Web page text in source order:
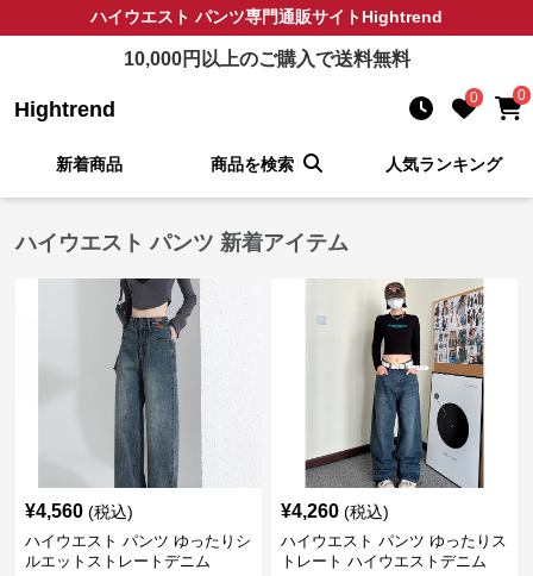
ハイウエスト パンツ専門通販サイトHightrend
10,000円以上のご購入で送料無料
Hightrend 0 0
新着商品 商品を検索 人気ランキング
ハイウエスト パンツ 新着アイテム
¥4,560 (税込)
ハイウエスト パンツ ゆったりシ
ルエットストレートデニム
¥4,260 (税込)
ハイウエスト パンツ ゆったりス
トレート ハイウエストデニム